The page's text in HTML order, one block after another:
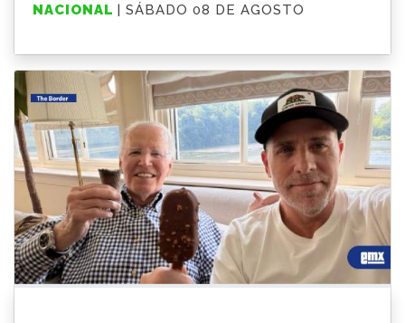
NACIONAL | SÁBADO 08 DE AGOSTO